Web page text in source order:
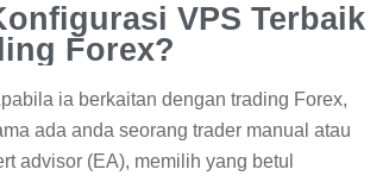
VPS Terbaik
Forex?
ia berkaitan dengan trading Forex,
ada anda seorang trader manual atau
advisor (EA), memilih yang betul